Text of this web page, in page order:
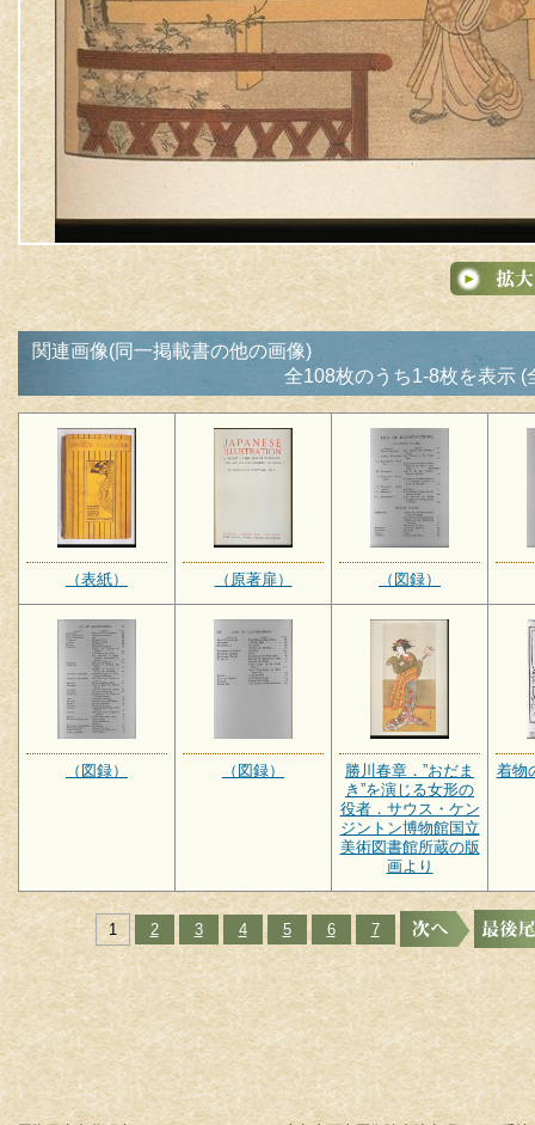
関連画像(同一掲載書の他の画像)
全108枚のうち1-8枚を表示 (
（表紙） （原著扉） （図録）
（図録） （図録）
勝川春章．”おだま
き”を演じる女形の
役者．サウス・ケン
ジントン博物館国立
美術図書館所蔵の版
画より
着物
1 2 3 4 5 6 7